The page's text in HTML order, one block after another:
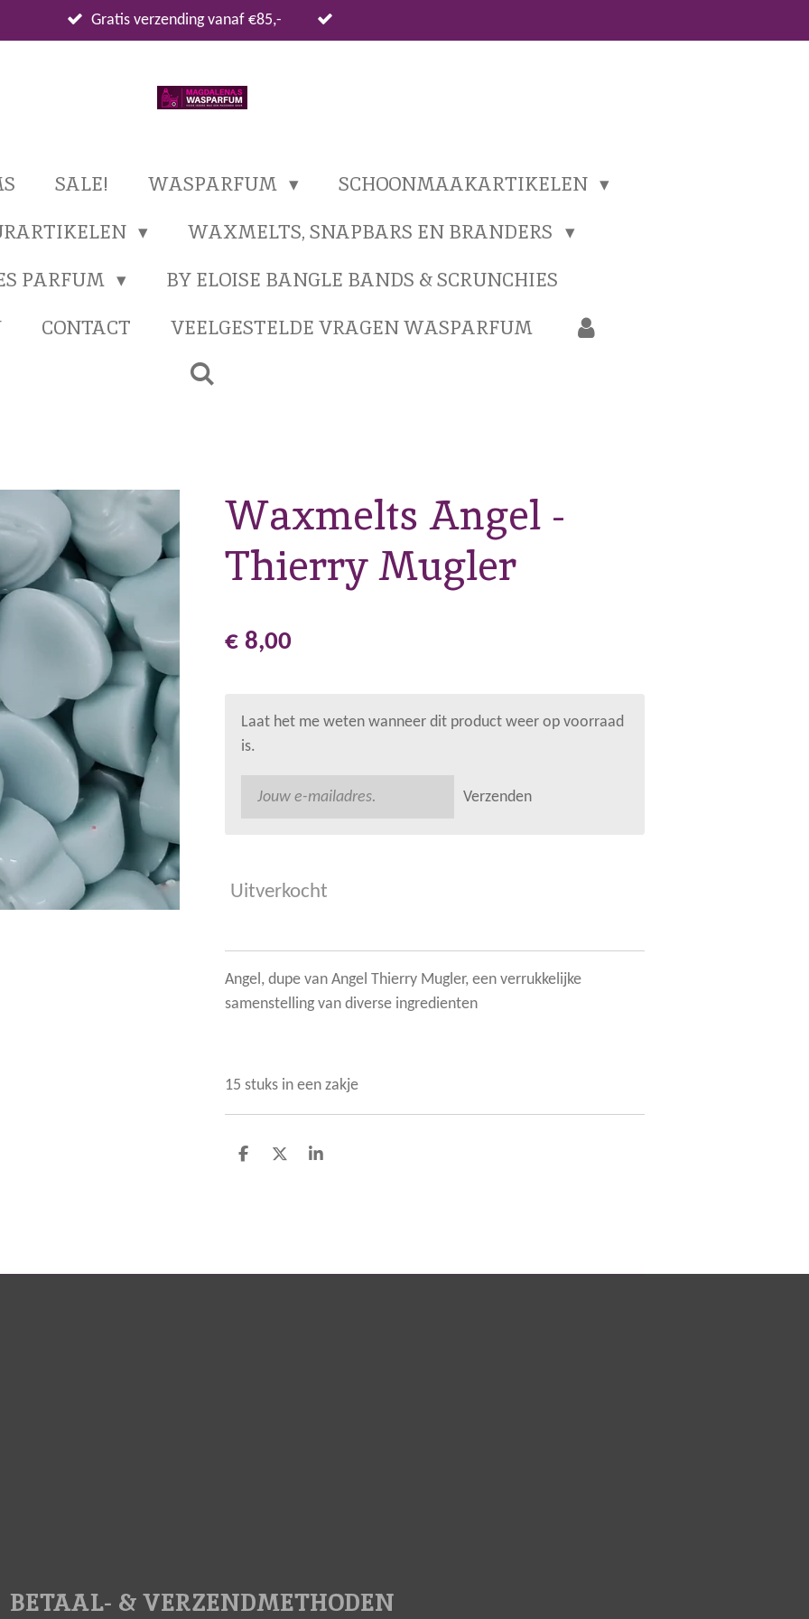
Gratis verzending vanaf €85,-
SALE! WASPARFUM
SCHOONMAAKARTIKELEN
WAXMELTS, SNAPBARS EN BRANDERS
PARFUM
BY ELOISE BANGLE BANDS & SCRUNCHIES
CONTACT VEELGESTELDE VRAGEN WASPARFUM
Waxmelts Angel -
Thierry Mugler
€ 8,00
Laat het me weten wanneer dit product weer op voorraad
is.
Verzenden
Uitverkocht
Angel, dupe van Angel Thierry Mugler, een verrukkelijke
samenstelling van diverse ingredienten
15 stuks in een zakje
D
D
S
BETAAL- & VERZENDMETHODEN